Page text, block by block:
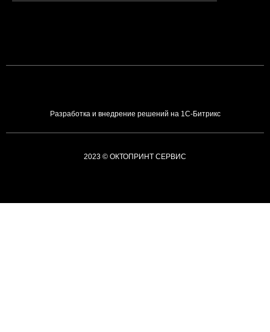
Разработка и внедрение решений на 1С-Битрикс
2023 © ОКТОПРИНТ СЕРВИС